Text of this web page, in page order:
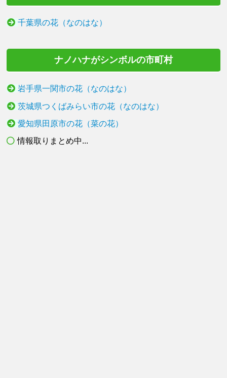
千葉県の花（なのはな）
ナノハナがシンボルの市町村
岩手県一関市の花（なのはな）
茨城県つくばみらい市の花（なのはな）
愛知県田原市の花（菜の花）
情報取りまとめ中...